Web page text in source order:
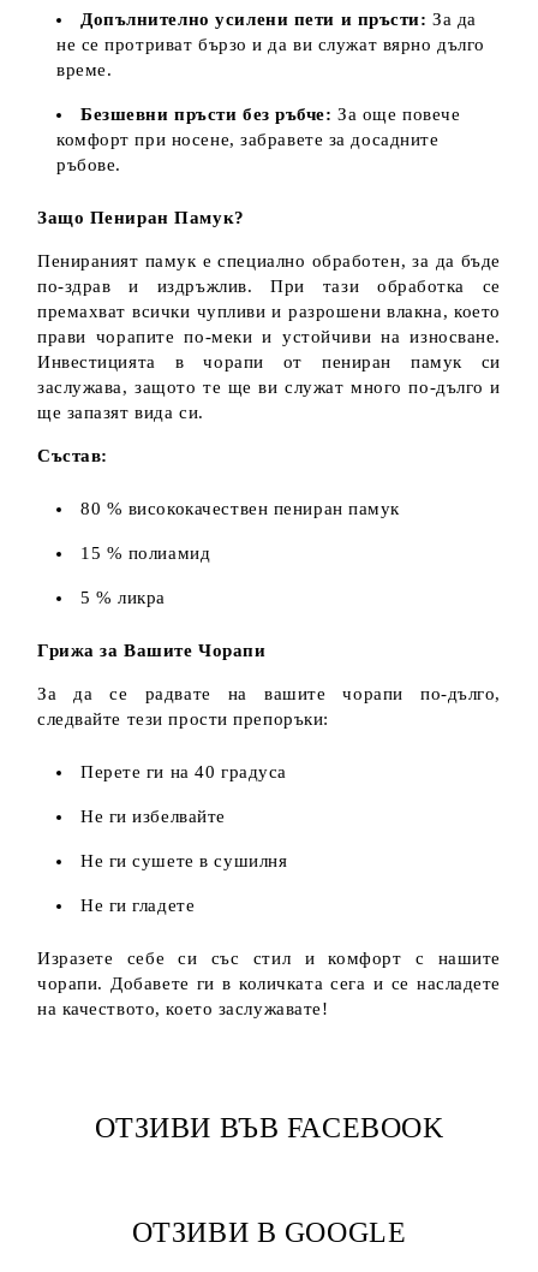
Допълнително усилени пети и пръсти: За да
не се протриват бързо и да ви служат вярно дълго
време.
Безшевни пръсти без ръбче: За още повече
комфорт при носене, забравете за досадните
ръбове.
Защо Пениран Памук?
Пенираният памук е специално обработен, за да бъде
по-здрав и издръжлив. При тази обработка се
премахват всички чупливи и разрошени влакна, което
прави чорапите по-меки и устойчиви на износване.
Инвестицията в чорапи от пениран памук си
заслужава, защото те ще ви служат много по-дълго и
ще запазят вида си.
Състав:
80 % висококачествен пениран памук
15 % полиамид
5 % ликра
Грижа за Вашите Чорапи
За да се радвате на вашите чорапи по-дълго,
следвайте тези прости препоръки:
Перете ги на 40 градуса
Не ги избелвайте
Не ги сушете в сушилня
Не ги гладете
Изразете себе си със стил и комфорт с нашите
чорапи. Добавете ги в количката сега и се насладете
на качеството, което заслужавате!
ОТЗИВИ ВЪВ FACEBOOK
ОТЗИВИ В GOOGLE